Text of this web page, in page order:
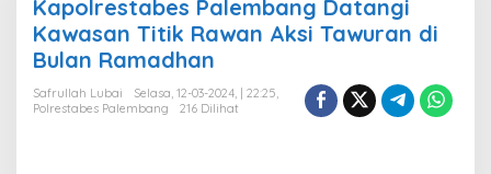
p
o
l
Kapolrestabes Palembang Datangi
Kawasan Titik Rawan Aksi Tawuran di
Bulan Ramadhan
Safrullah Lubai
Selasa, 12-03-2024, | 22:25,
Polrestabes Palembang
216 Dilihat